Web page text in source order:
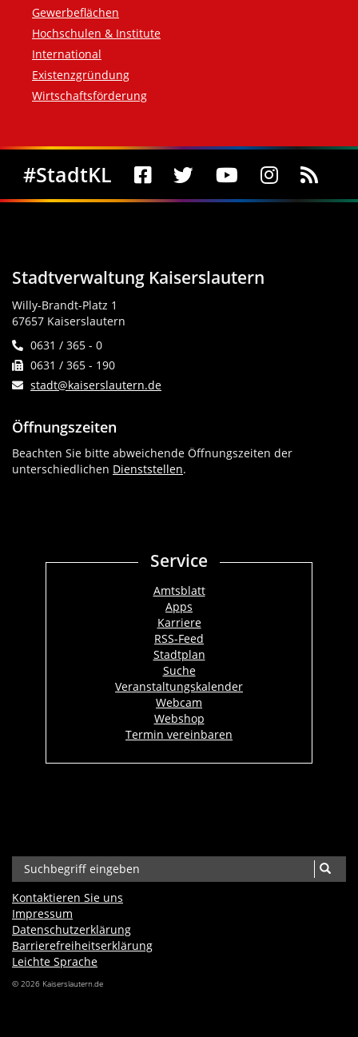
Gewerbeflächen
Hochschulen & Institute
International
Existenzgründung
Wirtschaftsförderung
Social Media
#StadtKL
Stadtverwaltung Kaiserslautern
Willy-Brandt-Platz 1
67657 Kaiserslautern
0631 / 365 - 0
0631 / 365 - 190
stadt@kaiserslautern.de
Öffnungszeiten
Beachten Sie bitte abweichende Öffnungszeiten der
unterschiedlichen Dienststellen.
Service
Amtsblatt
Apps
Karriere
RSS-Feed
Stadtplan
Suche
Veranstaltungskalender
Webcam
Webshop
Termin vereinbaren
Kontaktieren Sie uns
Impressum
Datenschutzerklärung
Barrierefreiheits­erklärung
Leichte Sprache
© 2026 Kaiserslautern.de